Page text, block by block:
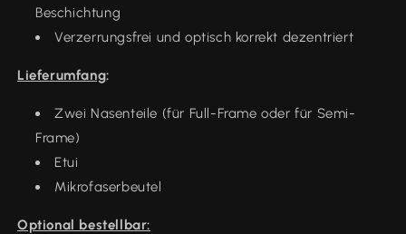
Beschichtung
Verzerrungsfrei und optisch korrekt dezentriert
Lieferumfang:
Zwei Nasenteile (für Full-Frame oder für Semi-
Frame)
Etui
Mikrofaserbeutel
Optional bestellbar: